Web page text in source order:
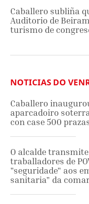
Caballero subliña
Auditorio de
turismo de
NOTICIAS DO
Caballero
aparcadoiro
con case 500
O alcalde
traballadores de
"seguridade" aos
sanitaria" da